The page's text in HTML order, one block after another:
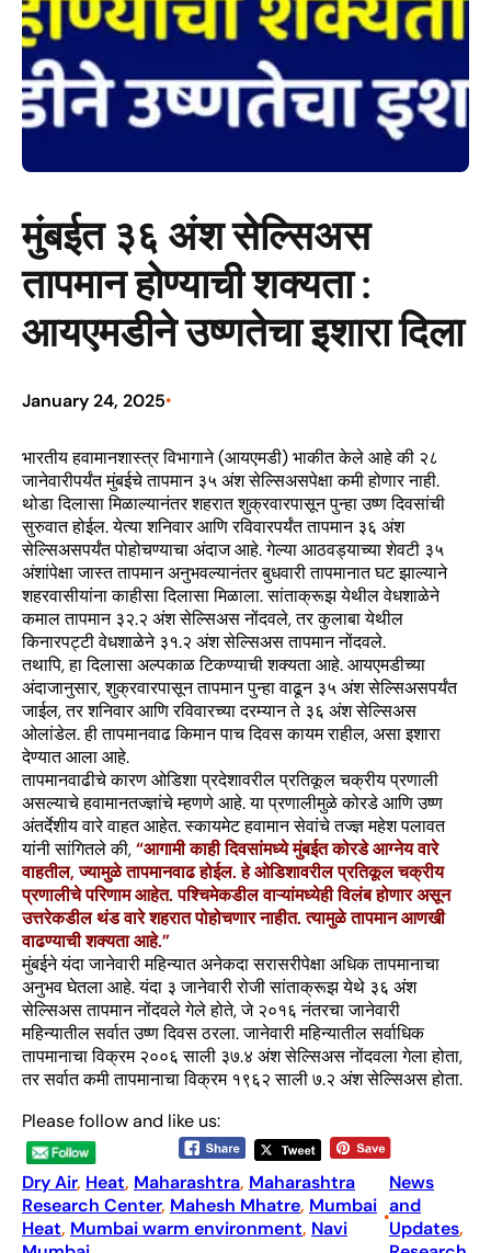
मुंबईत ३६ अंश सेल्सिअस
तापमान होण्याची शक्यता :
आयएमडीने उष्णतेचा इशारा दिला
January 24, 2025•
भारतीय हवामानशास्त्र विभागाने (आयएमडी) भाकीत केले आहे की २८
जानेवारीपर्यंत मुंबईचे तापमान ३५ अंश सेल्सिअसपेक्षा कमी होणार नाही.
थोडा दिलासा मिळाल्यानंतर शहरात शुक्रवारपासून पुन्हा उष्ण दिवसांची
सुरुवात होईल. येत्या शनिवार आणि रविवारपर्यंत तापमान ३६ अंश
सेल्सिअसपर्यंत पोहोचण्याचा अंदाज आहे. गेल्या आठवड्याच्या शेवटी ३५
अंशांपेक्षा जास्त तापमान अनुभवल्यानंतर बुधवारी तापमानात घट झाल्याने
शहरवासीयांना काहीसा दिलासा मिळाला. सांताक्रूझ येथील वेधशाळेने
कमाल तापमान ३२.२ अंश सेल्सिअस नोंदवले, तर कुलाबा येथील
किनारपट्टी वेधशाळेने ३१.२ अंश सेल्सिअस तापमान नोंदवले.
तथापि, हा दिलासा अल्पकाळ टिकण्याची शक्यता आहे. आयएमडीच्या
अंदाजानुसार, शुक्रवारपासून तापमान पुन्हा वाढून ३५ अंश सेल्सिअसपर्यंत
जाईल, तर शनिवार आणि रविवारच्या दरम्यान ते ३६ अंश सेल्सिअस
ओलांडेल. ही तापमानवाढ किमान पाच दिवस कायम राहील, असा इशारा
देण्यात आला आहे.
तापमानवाढीचे कारण ओडिशा प्रदेशावरील प्रतिकूल चक्रीय प्रणाली
असल्याचे हवामानतज्ज्ञांचे म्हणणे आहे. या प्रणालीमुळे कोरडे आणि उष्ण
अंतर्देशीय वारे वाहत आहेत. स्कायमेट हवामान सेवांचे तज्ज्ञ महेश पलावत
यांनी सांगितले की,“आगामी काही दिवसांमध्ये मुंबईत कोरडे आग्नेय वारे
वाहतील, ज्यामुळे तापमानवाढ होईल. हे ओडिशावरील प्रतिकूल चक्रीय
प्रणालीचे परिणाम आहेत. पश्चिमेकडील वाऱ्यांमध्येही विलंब होणार असून
उत्तरेकडील थंड वारे शहरात पोहोचणार नाहीत. त्यामुळे तापमान आणखी
वाढण्याची शक्यता आहे.”
मुंबईने यंदा जानेवारी महिन्यात अनेकदा सरासरीपेक्षा अधिक तापमानाचा
अनुभव घेतला आहे. यंदा ३ जानेवारी रोजी सांताक्रूझ येथे ३६ अंश
सेल्सिअस तापमान नोंदवले गेले होते, जे २०१६ नंतरचा जानेवारी
महिन्यातील सर्वात उष्ण दिवस ठरला. जानेवारी महिन्यातील सर्वाधिक
तापमानाचा विक्रम २००६ साली ३७.४ अंश सेल्सिअस नोंदवला गेला होता,
तर सर्वात कमी तापमानाचा विक्रम १९६२ साली ७.२ अंश सेल्सिअस होता.
Please follow and like us:
Dry Air, Heat, Maharashtra, Maharashtra
Research Center, Mahesh Mhatre, Mumbai
Heat, Mumbai warm environment, Navi
•
News
and
Updates